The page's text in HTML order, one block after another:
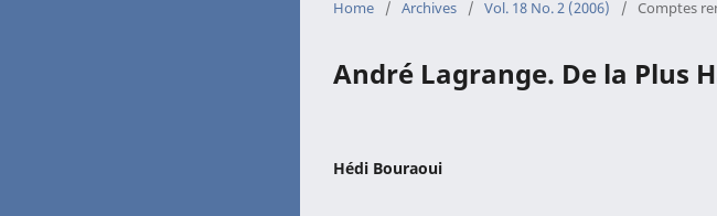
Home / Archives / Vol. 18 No. 2 (2006) / Comptes
André Lagrange. De la Plus
Hédi Bouraoui